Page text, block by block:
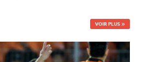
VOIR PLUS